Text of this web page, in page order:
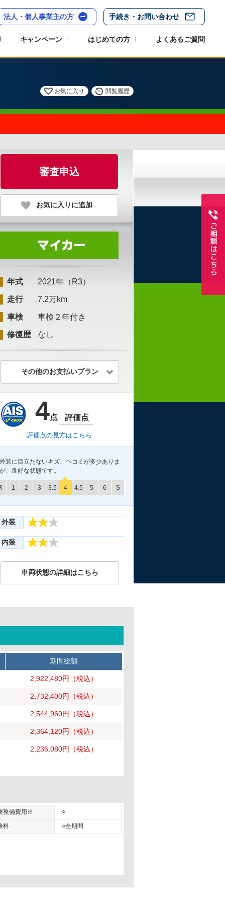
法人・個人事業主の方 手続き・お問い合わせ
キャンペーン はじめての方 よくあるご質問
お気に入り 閲覧履歴
審査申込
お気に入りに追加
年式 2021年（R3）
走行 7.2万km
車検 車検２年付き
修復歴 なし
その他のお支払いプラン
4点 評価点
評価点の見方はこちら
装に目立たないキズ、ヘコミが多少ありま
、良好な状態です。
1 2 3 3.5 4 4.5 5 6 S
外装
内装
車両状態の詳細はこちら
期間総額
2,922,480円 （税込）
2,732,400円 （税込）
2,544,960円 （税込）
2,364,120円 （税込）
2,236,080円 （税込）
整備費用※ ○
料
○全期間